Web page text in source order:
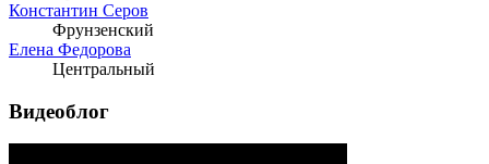
Константин Серов
Фрунзенский
Елена Федорова
Центральный
Видеоблог